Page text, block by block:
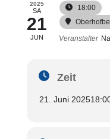
2025
SA
21
JUN
18:00
Veranstalter
Zeit
21. Juni 2025